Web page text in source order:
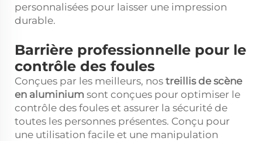
personnalisées pour laisser une impression
durable.
Barrière professionnelle pour le
contrôle des foules
Conçues par les meilleurs, nos treillis de scène
en aluminium sont conçues pour optimiser le
contrôle des foules et assurer la sécurité de
toutes les personnes présentes. Conçu pour
une utilisation facile et une manipulation